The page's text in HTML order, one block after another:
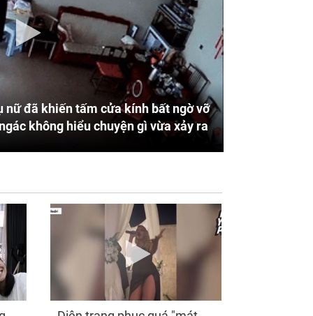
nữ đã khiến tấm cửa kính bất ngờ vỡ
không hiểu chuyện gì vừa xảy ra